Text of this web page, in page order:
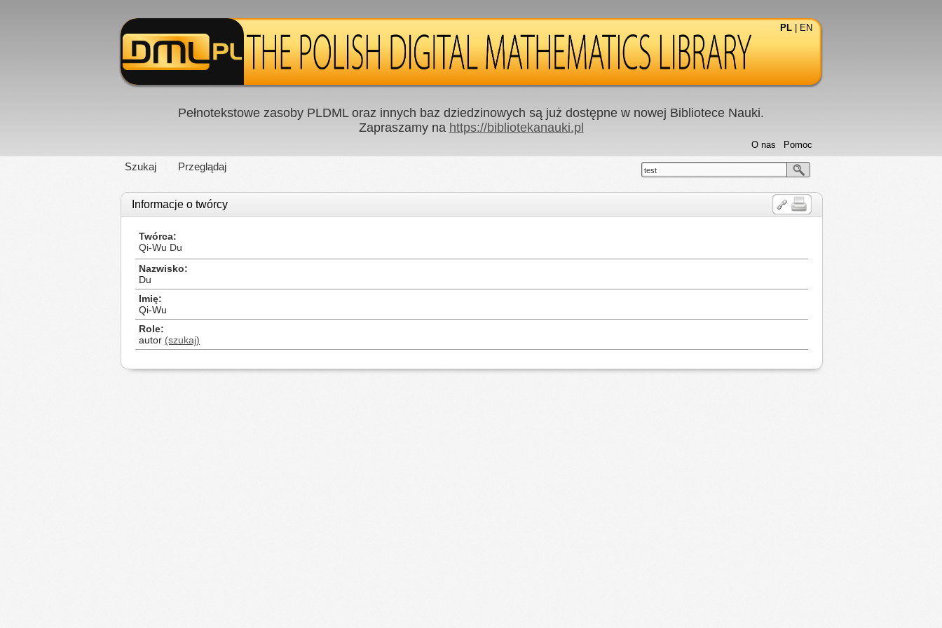
PL EN
Pełnotekstowe zasoby PLDML oraz innych baz dziedzinowych są już dostępne w nowej Bibliotece Nauki.
Zapraszamy na https://bibliotekanauki.pl
Szukaj Przeglądaj
Pomoc
O nas
test
Informacje o twórcy
Twórca
Qi-Wu Du
Nazwisko
Du
Imię
Qi-Wu
Role
autor (szukaj)